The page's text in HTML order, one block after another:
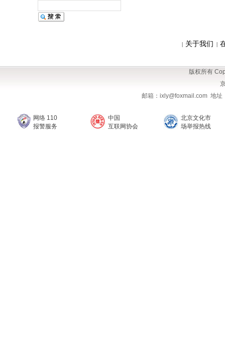
| 关于我们 |
版权所有
邮箱：ixly@foxmail.com 地
网络 110
报警服务
中国
互联网协会
北京文化市
场举报热线